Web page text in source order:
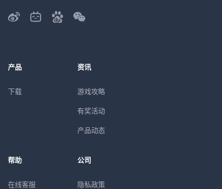
产品
下载
资讯
游戏攻略
有奖活动
产品动态
帮助
在线客服
公司
隐私政策